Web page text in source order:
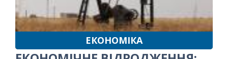
ЕКОНОМІКА